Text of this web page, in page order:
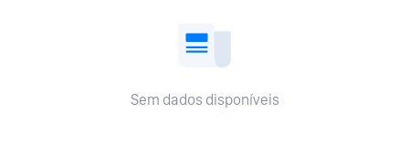
Sem dados disponíveis